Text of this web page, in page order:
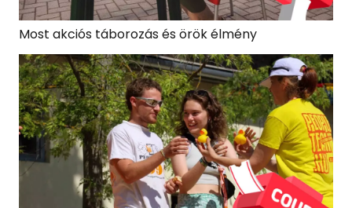
Most akciós táborozás és örök élmény